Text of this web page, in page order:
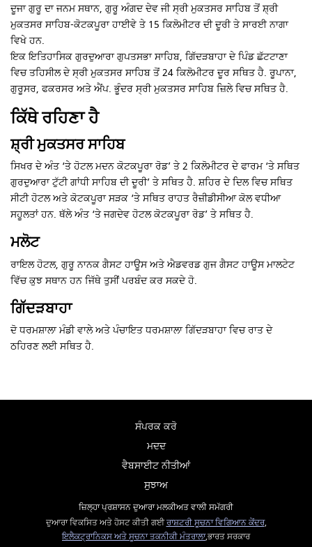
ਦੂਜਾ ਗੁਰੂ ਦਾ ਜਨਮ ਸਥਾਨ, ਗੁਰੂ ਅੰਗਦ ਦੇਵ ਜੀ ਸ੍ਰੀ ਮੁਕਤਸਰ ਸਾਹਿਬ ਤੋਂ ਸ਼੍ਰੀ
ਮੁਕਤਸਰ ਸਾਹਿਬ-ਕੋਟਕਪੂਰਾ ਹਾਈਵੇ ਤੇ 15 ਕਿਲੋਮੀਟਰ ਦੀ ਦੂਰੀ ਤੇ ਸਾਰਈ ਨਾਗਾ
ਵਿਖੇ ਹਨ.
ਇਕ ਇਤਿਹਾਸਿਕ ਗੁਰਦੁਆਰਾ ਗੁਪਤਸਭਾ ਸਾਹਿਬ, ਗਿੱਦੜਬਾਹਾ ਦੇ ਪਿੰਡ ਛੱਟਟਾਣਾ
ਵਿਚ ਤਹਿਸੀਲ ਦੇ ਸ੍ਰੀ ਮੁਕਤਸਰ ਸਾਹਿਬ ਤੋਂ 24 ਕਿਲੋਮੀਟਰ ਦੂਰ ਸਥਿਤ ਹੈ. ਰੂਪਾਨਾ,
ਗੁਰੂਸਰ, ਫਕਰਸਰ ਅਤੇ ਐਂਪ. ਭੂੰਦਰ ਸ੍ਰੀ ਮੁਕਤਸਰ ਸਾਹਿਬ ਜ਼ਿਲੇ ਵਿਚ ਸਥਿਤ ਹੈ.
ਕਿੱਥੇ ਰਹਿਣਾ ਹੈ
ਸ਼੍ਰੀ ਮੁਕਤਸਰ ਸਾਹਿਬ
ਸਿਖਰ ਦੇ ਅੰਤ ‘ਤੇ ਹੋਟਲ ਮਦਨ ਕੋਟਕਪੂਰਾ ਰੋਡ’ ਤੇ 2 ਕਿਲੋਮੀਟਰ ਦੇ ਫਾਰਮ ‘ਤੇ ਸਥਿਤ
ਗੁਰਦੁਆਰਾ ਟੁੱਟੀ ਗਾਂਧੀ ਸਾਹਿਬ ਦੀ ਦੂਰੀ’ ਤੇ ਸਥਿਤ ਹੈ. ਸ਼ਹਿਰ ਦੇ ਦਿਲ ਵਿਚ ਸਥਿਤ
ਸੀਟੀ ਹੋਟਲ ਅਤੇ ਕੋਟਕਪੂਰਾ ਸੜਕ ‘ਤੇ ਸਥਿਤ ਰਾਹਤ ਰੈਜ਼ੀਡੀਸੀਆ ਕੋਲ ਵਧੀਆ
ਸਹੂਲਤਾਂ ਹਨ. ਥੱਲੇ ਅੰਤ ‘ਤੇ ਜਗਦੇਵ ਹੋਟਲ ਕੋਟਕਪੂਰਾ ਰੋਡ’ ਤੇ ਸਥਿਤ ਹੈ.
ਮਲੋਟ
ਰਾਇਲ ਹੋਟਲ, ਗੁਰੂ ਨਾਨਕ ਗੈਸਟ ਹਾਊਸ ਅਤੇ ਐਡਵਰਡ ਗੁਜ ਗੈਸਟ ਹਾਊਸ ਮਾਲਟੇਟ
ਵਿੱਚ ਕੁਝ ਸਥਾਨ ਹਨ ਜਿੱਥੇ ਤੁਸੀਂਪਰਬੰਦਕਰ ਸਕਦੇ ਹੋ.
ਗਿੱਦੜਬਾਹਾ
ਦੋ ਧਰਮਸ਼ਾਲਾ ਮੰਡੀ ਵਾਲੇ ਅਤੇ ਪੰਚਾਇਤ ਧਰਮਸ਼ਾਲਾ ਗਿੱਦੜਬਾਹਾ ਵਿਚ ਰਾਤ ਦੇ
ਠਹਿਰਣ ਲਈ ਸਥਿਤ ਹੈ.
ਸੰਪਰਕ ਕਰੋ
ਮਦਦ
ਵੈਬਸਾਈਟ ਨੀਤੀਆਂ
ਸੁਝਾਅ
ਜ਼ਿਲ੍ਹਾ ਪ੍ਰਸ਼ਾਸਨ ਦੁਆਰਾ ਮਲਕੀਅਤ ਵਾਲੀ ਸਮੱਗਰੀ
ਦੁਆਰਾ ਵਿਕਸਿਤ ਅਤੇ ਹੋਸਟ ਕੀਤੀ ਗਈਰਾਸ਼ਟਰੀ ਸੂਚਨਾ ਵਿਗਿਆਨ ਕੇਂਦਰ,
ਇਲੈਕਟ੍ਰਾਨਿਕਸ ਅਤੇ ਸੂਚਨਾ ਤਕਨੀਕੀ ਮੰਤਰਾਲਾ,ਭਾਰਤ ਸਰਕਾਰ